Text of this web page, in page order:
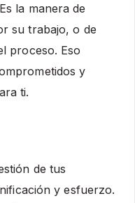
la manera de
su trabajo, o de
proceso. Eso
y
ti.
de tus
y esfuerzo.